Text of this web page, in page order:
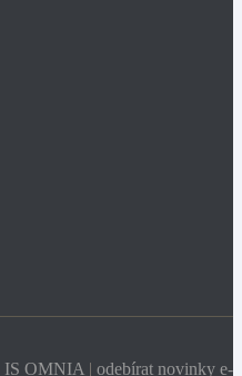
IS OMNIA | odebírat novinky e-